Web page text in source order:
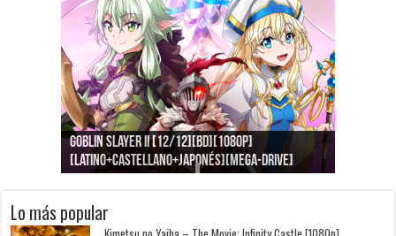
Drive]
Jujutsu Kaisen: Kaigyoku/Gyokusetsu [1080p]
[Latino+Japonés][Mega-Drive]
Lo más popular